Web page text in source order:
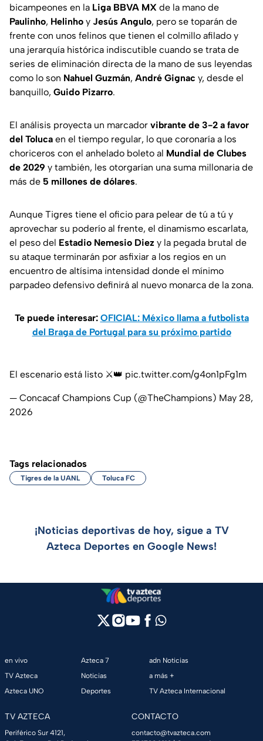
bicampeones en la Liga BBVA MX de la mano de
Paulinho, Helinho y Jesús Angulo, pero se toparán de
frente con unos felinos que tienen el colmillo afilado y
una jerarquía histórica indiscutible cuando se trata de
series de eliminación directa de la mano de sus leyendas
como lo son Nahuel Guzmán, André Gignac y, desde el
banquillo, Guido Pizarro.
El análisis proyecta un marcador vibrante de 3-2 a favor
del Toluca en el tiempo regular, lo que coronaría a los
choriceros con el anhelado boleto al Mundial de Clubes
de 2029 y también, les otorgarían una suma millonaria de
más de 5 millones de dólares.
Aunque Tigres tiene el oficio para pelear de tú a tú y
aprovechar su poderío al frente, el dinamismo escarlata,
el peso del Estadio Nemesio Diez y la pegada brutal de
su ataque terminarán por asfixiar a los regios en un
encuentro de altísima intensidad donde el mínimo
parpadeo defensivo definirá al nuevo monarca de la zona.
Te puede interesar: OFICIAL: México llama a futbolista
del Braga de Portugal para su próximo partido
El escenario está listo ⚔️👑 pic.twitter.com/g4on1pFg1m
— Concacaf Champions Cup (@TheChampions) May 28,
2026
Tags relacionados
Tigres de la UANL Toluca FC
¡Noticias deportivas de hoy, sigue a TV
Azteca Deportes en Google News!
en vivo
TV Azteca
Azteca UNO
Azteca 7
Noticias
Deportes
adn Noticias
a más +
TV Azteca Internacional
TV AZTECA
Periférico Sur 4121,
CONTACTO
contacto@tvazteca.com